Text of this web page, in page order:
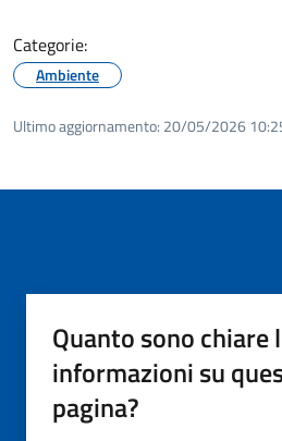
Categorie:
Ambiente
Ultimo aggiornamento: 20/05/2026
Quanto sono chiare
informazioni su
pagina?